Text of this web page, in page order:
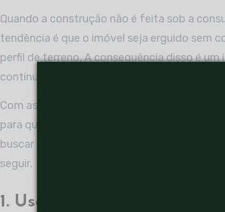
Quando a construção não é feita sob a
tendência é que o imóvel seja erguido sem
perfil de terreno. A consequência disso é
contínuo de
Com as nossas dicas, você conhecerá
para quem vai construir quanto para quem
buscar por profissionais especializados
seguir.
1. Use revestimentos frios